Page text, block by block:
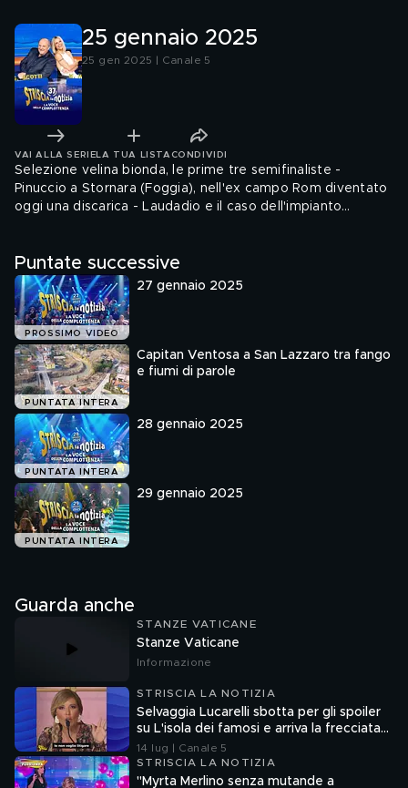
25 gennaio 2025
25 gen 2025 | Canale 5
VAI ALLA SERIE LA TUA LISTA CONDIVIDI
Selezione velina bionda, le prime tre semifinaliste -
Pinuccio a Stornara (Foggia), nell'ex campo Rom diventato
oggi una discarica - Laudadio e il caso dell'impianto
Boschi! - "Capolavori del mondo in cucina": la focaccia con
vitello tonnato di Lorenzo Sirabella - Capitan Ventosa e il
caso del pericoloso passaggio a livello di Cesano Maderno
- MCC e il caso degli elettro...
Puntate successive
PROSSIMO VIDEO
27 gennaio 2025
PUNTATA INTERA
Capitan Ventosa a San Lazzaro tra fango
e fiumi di parole
PUNTATA INTERA
28 gennaio 2025
PUNTATA INTERA
29 gennaio 2025
Guarda anche
STANZE VATICANE
Stanze Vaticane
Informazione
STRISCIA LA NOTIZIA
Selvaggia Lucarelli sbotta per gli spoiler
su L'isola dei famosi e arriva la frecciata
di Fedez
14 lug | Canale 5
STRISCIA LA NOTIZIA
"Myrta Merlino senza mutande a